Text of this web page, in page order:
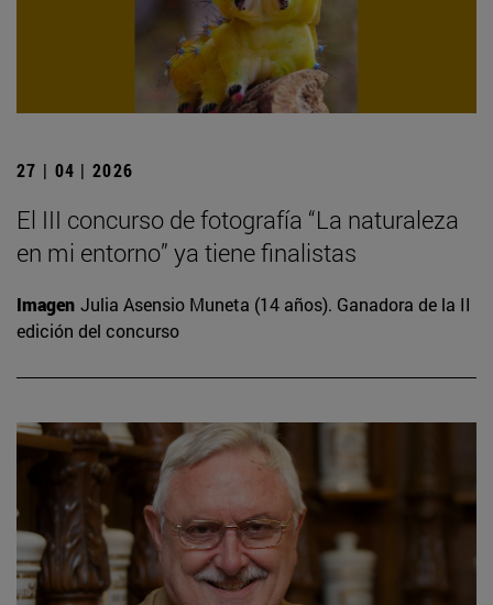
27 | 04 | 2026
El III concurso de fotografía “La naturaleza
en mi entorno” ya tiene finalistas
Imagen Julia Asensio Muneta (14 años). Ganadora de la II
edición del concurso